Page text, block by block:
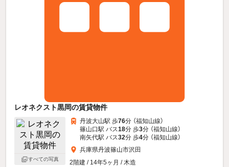
レオネクスト黒岡の賃貸物件
すべての写真
丹波大山駅 歩76分 （福知山線）
篠山口駅 バス18分 歩3分 （福知山線）
南矢代駅 バス32分 歩4分 （福知山線）
兵庫県丹波篠山市沢田
2階建 / 14年5ヶ月 / 木造